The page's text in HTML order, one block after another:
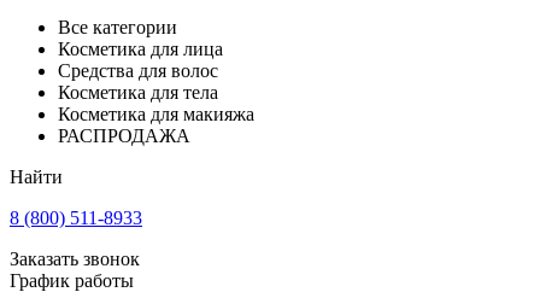
Все категории
Косметика для лица
Средства для волос
Косметика для тела
Косметика для макияжа
РАСПРОДАЖА
Найти
8 (800) 511-8933
Заказать звонок
График работы